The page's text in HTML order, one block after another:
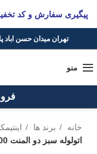
تهران میدان حسن اباد پاساژ فجر
منو
خانه برند ها
اتولوله سبز دو المنت 3000 وات اینتیمکس مدل 0721
پیگیری سفارش و کد